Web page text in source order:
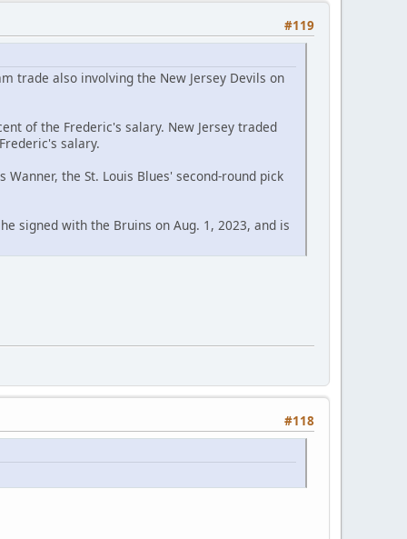
#119
trade also involving the New Jersey Devils on
of the Frederic's salary. New Jersey traded
salary.
the St. Louis Blues' second-round pick
signed with the Bruins on Aug. 1, 2023, and is
#118